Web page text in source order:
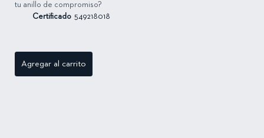
tu anillo de compromiso?
Certificado 549218018
Agregar al carrito